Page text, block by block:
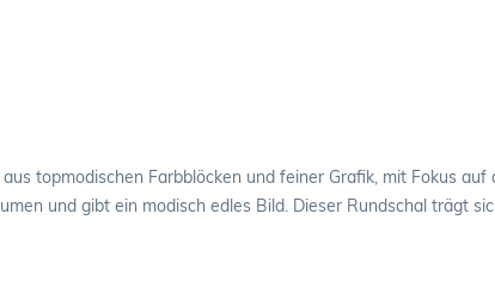
topmodischen Farbblöcken und feiner Grafik, mit Fokus
und gibt ein modisch edles Bild. Dieser Rundschal trägt